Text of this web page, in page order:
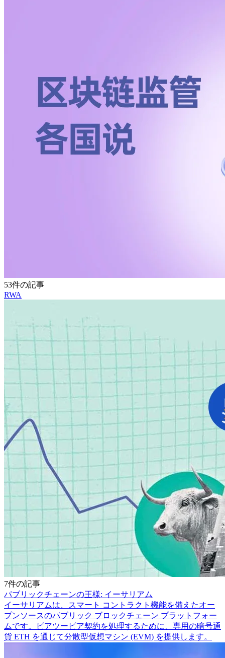
53件の記事
RWA
7件の記事
パブリックチェーンの王様: イーサリアム
イーサリアムは、スマート コントラクト機能を備えたオー
プンソースのパブリック ブロックチェーン プラットフォー
ムです。ピアツーピア契約を処理するために、専用の暗号通
貨 ETH を通じて分散型仮想マシン (EVM) を提供します。